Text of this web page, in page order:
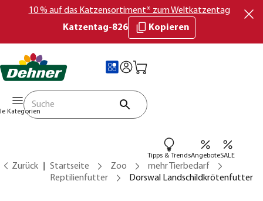
10 % auf das Katzensortiment* zum Weltkatzentag
Katzentag-826
Kopieren
Kategorien
Tipps & TrendsAngeboteSALE
Zurück Startseite Zoo
mehr Tierbedarf
Reptilienfutter
Dorswal Landschildkrötenfutter